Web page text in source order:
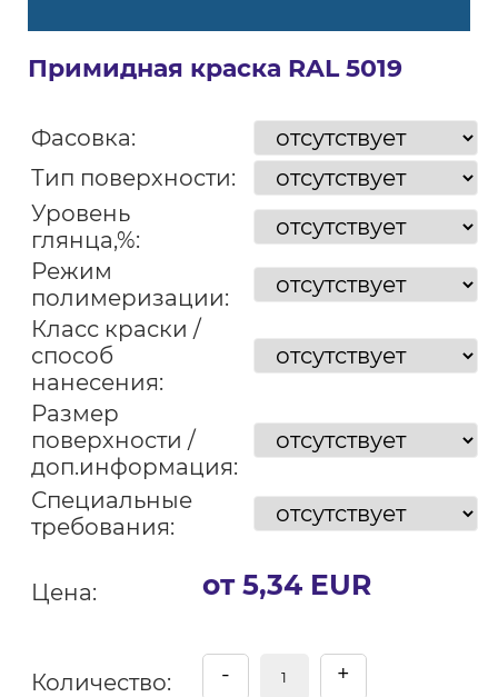
Примидная краска RAL 5019
Фасовка:
Тип поверхности:
Уровень
глянца,%:
Режим
полимеризации:
Класс краски /
способ
нанесения:
Размер
поверхности /
доп.информация:
Специальные
требования:
Цена: от 5,34 EUR
Количество: - +